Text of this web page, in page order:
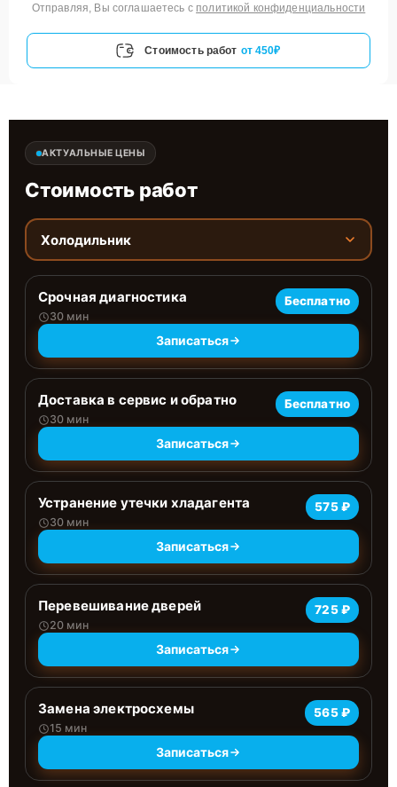
Отправляя, Вы соглашаетесь с политикой конфиденциальности
Стоимость работ от 450₽
АКТУАЛЬНЫЕ ЦЕНЫ
Стоимость работ
Холодильник
Срочная диагностика
30 мин
Бесплатно
Записаться
Доставка в сервис и обратно
30 мин
Бесплатно
Записаться
Устранение утечки хладагента
30 мин
575 ₽
Записаться
Перевешивание дверей
20 мин
725 ₽
Записаться
Замена электросхемы
15 мин
565 ₽
Записаться